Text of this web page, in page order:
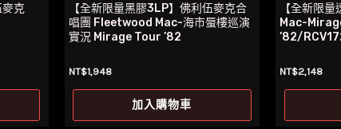
麥克
【全新限量黑膠3LP】佛利伍麥克合
唱團 Fleetwood Mac-海市蜃樓巡演
實況 Mirage Tour ’82
NT$1,948
加入購物車
【全新限
Mac-
’82/
NT$2,148